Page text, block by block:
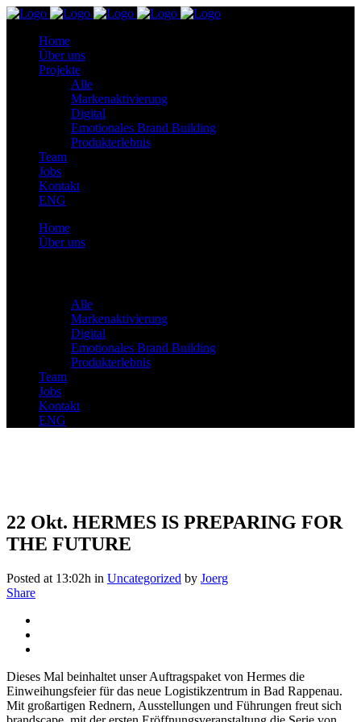
Home
Über uns
Projekte
Alle
Markenaktivierung
Digital
Emotionales Brand Building
Produkterlebnis
Team
Jobs
Kontakt
ENG
Home
Über uns
Alle
Markenaktivierung
Digital
Emotionales Brand Building
Produkterlebnis
Team
Jobs
Kontakt
ENG
22 Okt. HERMES IS PREPARING FOR
THE FUTURE
Posted at 13:02h in Uncategorized by Joerg
Share
Dieses Mal beinhaltet unser Auftragspaket von Hermes die
Einweihungsfeier für das neue Logistikzentrum in Bad Rappenau.
Mit großartigen Rednern, Ausstellungen und Führungen freut sich